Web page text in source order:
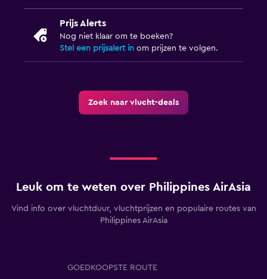
Prijs Alerts
Nog niet klaar om te boeken?
Stel een prijsalert in om prijzen te volgen.
Zoek naar vlucht-deals
Leuk om te weten over Philippines AirAsia
Vind info over vluchtduur, vluchtprijzen en populaire routes van
Philippines AirAsia
GOEDKOOPSTE ROUTE